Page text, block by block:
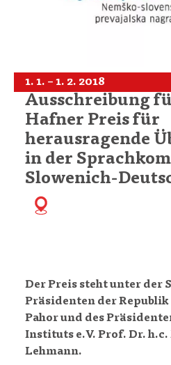
1. 1. – 1. 2. 2018
Ausschreibung
Hafner Preis für
herausragende
in der
Slowenich-
Der Preis steht unter der
Präsidenten der
Pahor und des
Instituts e.V. Prof. Dr.
Lehmann.